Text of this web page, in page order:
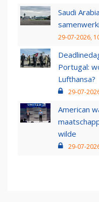
Saudi
29-07-2026,
Portugal:
Lufthansa?
29-07-
American
wilde
29-07-